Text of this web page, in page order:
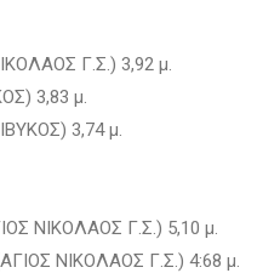
Γ.Σ.) 3,92 μ.
3,83 μ.
3,74 μ.
ΝΙΚΟΛΑΟΣ Γ.Σ.) 5,10 μ.
ΝΙΚΟΛΑΟΣ Γ.Σ.) 4:68 μ.